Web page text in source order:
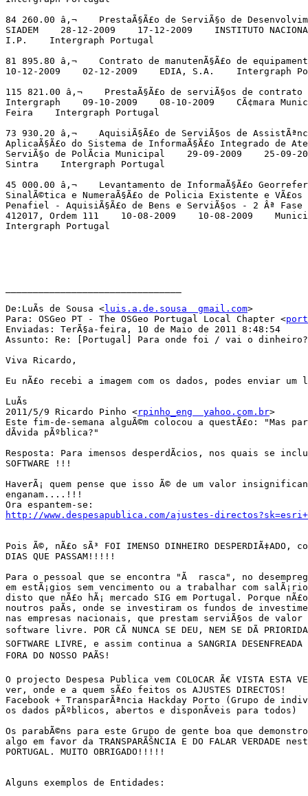
84 260.00 â‚¬    PrestaÃ§Ã£o de ServiÃ§o de
SIADEM    28-12-2009    17-12-2009    INSTITUTO NACIONAL
I.P.    Intergraph Portugal
81 895.80 â‚¬    Contrato de manutenÃ§Ã£o de
10-12-2009    02-12-2009    EDIA, S.A.    Intergraph
115 821.00 â‚¬    PrestaÃ§Ã£o de serviÃ§os de contrato
Intergraph    09-10-2009    08-10-2009    CÃ¢mara
Feira    Intergraph Portugal
73 930.20 â‚¬    AquisiÃ§Ã£o de ServiÃ§os de
AplicaÃ§Ã£o do Sistema de InformaÃ§Ã£o Integrado de
ServiÃ§o de PolÃ­cia Municipal    29-09-2009    25-09-
Sintra    Intergraph Portugal
45 000.00 â‚¬    Levantamento de InformaÃ§Ã£o
SinalÃ©tica e NumeraÃ§Ã£o de Policia Existente e
Penafiel - AquisiÃ§Ã£o de Bens e ServiÃ§os - 2 Âª
412017, Ordem 111    10-08-2009    10-08-2009
Intergraph Portugal
De:LuÃ­s de Sousa <luis.a.de.sousa  gmail.com>
Para: OSGeo PT - The OSGeo Portugal Local Chapter <
Enviadas: TerÃ§a-feira, 10 de Maio de 2011 8:48:54
Assunto: Re: [Portugal] Para onde foi / vai o
Viva Ricardo,
Eu nÃ£o recebi a imagem com os dados, podes enviar um
LuÃ­s
2011/5/9 Ricardo Pinho <rpinho_eng  yahoo.com.br>
Este fim-de-semana alguÃ©m colocou a questÃ£o: "Mas
dÃ­vida pÃºblica?"
Resposta: Para imensos desperdÃ­cios, nos quais se
SOFTWARE !!!
HaverÃ¡ quem pense que isso Ã© de um valor
enganam....!!!
http://www.despesapublica.com/ajustes-
Pois Ã©, nÃ£o sÃ³ FOI IMENSO DINHEIRO DESPERDIÃ‡ADO,
DIAS QUE PASSAM!!!!!
Para o pessoal que se encontra "Ã  rasca", no
em estÃ¡gios sem vencimento ou a trabalhar com
disto que nÃ£o hÃ¡ mercado SIG em Portugal. Porque
noutros paÃ­s, onde se investiram os fundos de
nas empresas nacionais, que prestam serviÃ§os de valor
software livre. POR CÃ NUNCA SE DEU, NEM SE DÃ
SOFTWARE LIVRE, e assim continua a SANGRIA
FORA DO NOSSO PAÃS!
O projecto Despesa Publica vem COLOCAR Ã€ VISTA ESTA
ver, onde e a quem sÃ£o feitos os AJUSTES DIRECTOS!
Facebook + TransparÃªncia Hackday Porto (Grupo de
os dados pÃºblicos, abertos e disponÃ­veis para todos)
Os parabÃ©ns para este Grupo de gente boa que
algo em favor da TRANSPARÃŠNCIA E DO FALAR
PORTUGAL. MUITO OBRIGADO!!!!!
Alguns exemplos de Entidades: